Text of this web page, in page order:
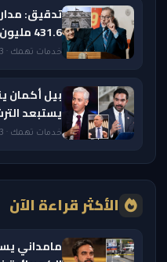
تدقيق:
431.6 مليون دولار من «ميديكيد
خدمات تهمك · 23 يوليو 2026 — 9:06 PM
بيل أكمان
يستبعد
خدمات تهمك · 23 يوليو 2026 — 5:35 PM
الأكثر قراءة الآن
مامداني